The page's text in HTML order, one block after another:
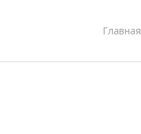
Главная